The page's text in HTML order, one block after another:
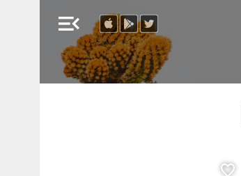
menu_open